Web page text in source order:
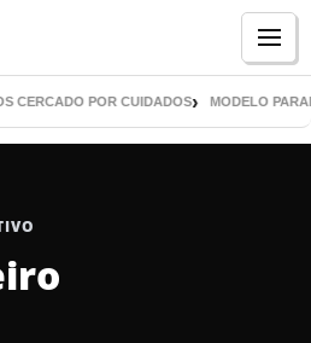
POR CUIDADOS MODELO